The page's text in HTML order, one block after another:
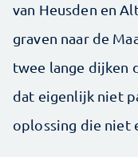
van Heusden en
graven naar de
twee lange dijken
dat eigenlijk niet
oplossing die niet